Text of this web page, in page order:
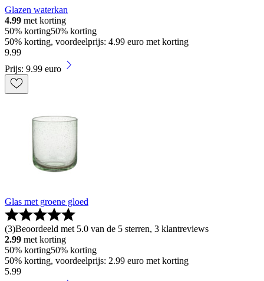
Glazen waterkan
4.99 met korting
50% korting50% korting
50% korting, voordeelprijs: 4.99 euro met korting
9.99
Prijs: 9.99 euro
Glas met groene gloed
(3)Beoordeeld met 5.0 van de 5 sterren, 3 klantreviews
2.99 met korting
50% korting50% korting
50% korting, voordeelprijs: 2.99 euro met korting
5.99